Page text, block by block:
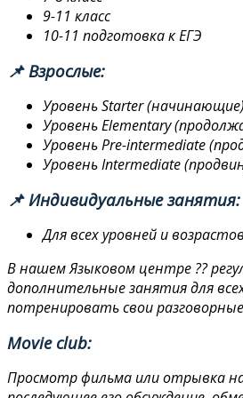
9-11 класс
10-11 подготовка к ЕГЭ
📌 Взрослые:
Уровень Starter (начинающие)
Уровень Elementary
Уровень Pre-intermediate
Уровень Intermediate
📌 Индивидуальные занятия:
Для всех уровней и возрастов
В нашем Языковом центре ??
дополнительные занятия для
потренировать свои
Movie club:
Просмотр фильма или отрывка